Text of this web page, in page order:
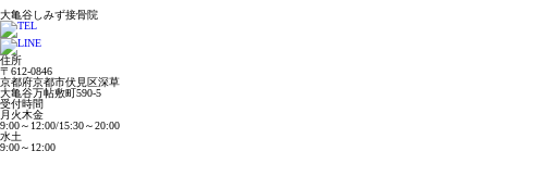
大亀谷しみず接骨院
住所
〒612-0846
京都府京都市伏見区深草
大亀谷万帖敷町590-5
受付時間
月火木金
9:00～12:00/15:30～20:00
水土
9:00～12:00